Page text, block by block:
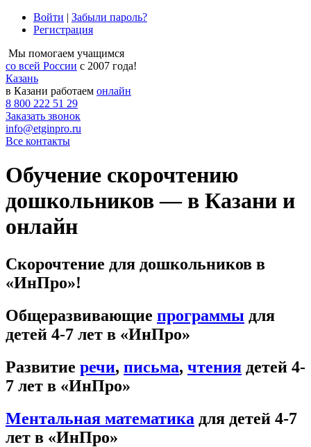
Войти | Забыли пароль?
Регистрация
Мы помогаем учащимся
со всей России с 2007 года!
Казань
в Казани работаем онлайн
8 800 222 51 29
Заказать звонок
info@etginpro.ru
Все контакты
Обучение скорочтению
дошкольников — в Казани и
онлайн
Скорочтение для дошкольников в
«ИнПро»!
Общеразвивающие программы для
детей 4-7 лет в «ИнПро»
Развитие речи, письма, чтения детей 4-
7 лет в «ИнПро»
Ментальная математика для детей 4-7
лет в «ИнПро»